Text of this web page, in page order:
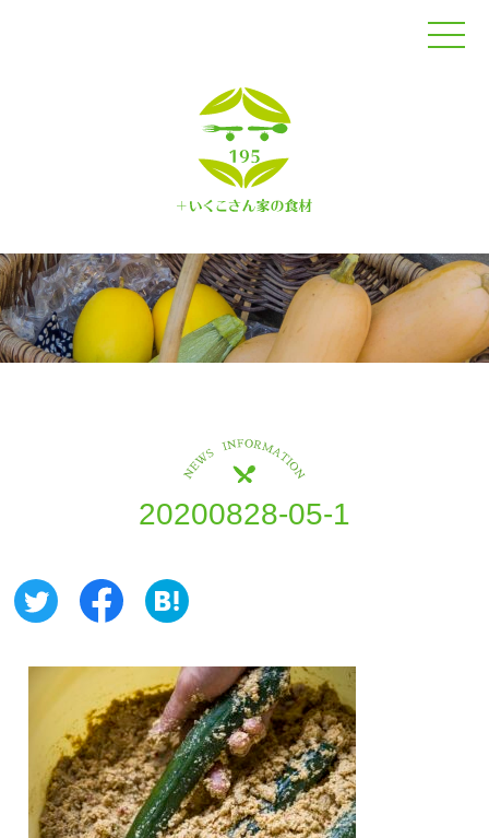
オンラインショップ
コンセプト
商品紹介
生産者紹介
お知らせ
お問い合わせ
20200828-05-1